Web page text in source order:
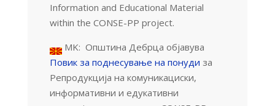
Information and Educational Material
within the CONSE-PP project.
MK: Општина Дебрца објавува
Повик за поднесување на понуди за
Репродукција на комуникациски,
информативни и едукативни